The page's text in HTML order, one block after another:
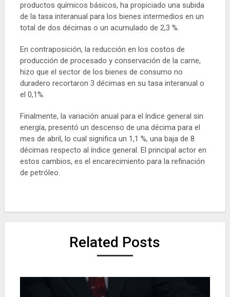
productos químicos básicos, ha propiciado una subida
de la tasa interanual para los bienes intermedios en un
total de dos décimas o un acumulado de 2,3 %.
En contraposición, la reducción en los costos de
producción de procesado y conservación de la carne,
hizo que el sector de los bienes de consumo no
duradero recortaron 3 décimas en su tasa interanual o
el 0,1%.
Finalmente, la variación anual para el índice general sin
energía, presentó un descenso de una décima para el
mes de abril, lo cual significa un 1,1 %, una baja de 8
décimas respecto al índice general. El principal actor en
estos cambios, es el encarecimiento para la refinación
de petróleo.
Related Posts